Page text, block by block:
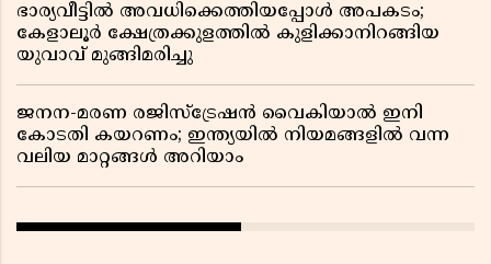
ഭാര്യവീട്ടിൽ അവധിക്കെത്തിയപ്പോൾ അപകടം;
കേളാലൂർ ക്ഷേത്രക്കുളത്തിൽ കുളിക്കാനിറങ്ങിയ
യുവാവ് മുങ്ങിമരിച്ചു
ജനന-മരണ രജിസ്ട്രേഷൻ വൈകിയാൽ ഇനി
കോടതി കയറണം; ഇന്ത്യയിൽ നിയമങ്ങളിൽ വന്ന
വലിയ മാറ്റങ്ങൾ അറിയാം